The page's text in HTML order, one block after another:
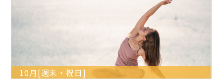
10月[週末・祝日]